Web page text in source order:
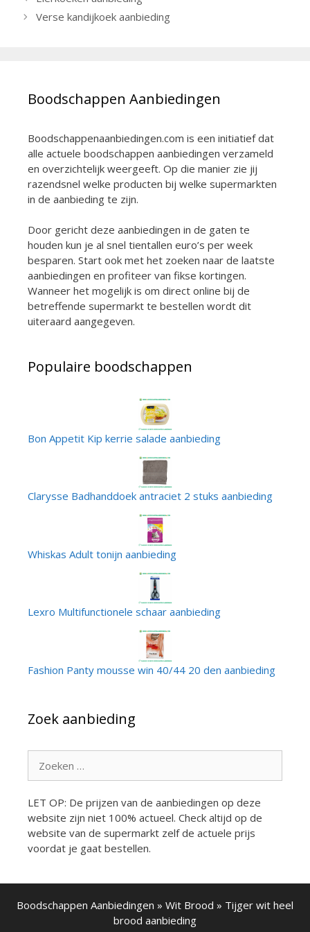
Verse kandijkoek aanbieding
Boodschappen Aanbiedingen
Boodschappenaanbiedingen.com is een initiatief dat
alle actuele boodschappen aanbiedingen verzameld
en overzichtelijk weergeeft. Op die manier zie jij
razendsnel welke producten bij welke supermarkten
in de aanbieding te zijn.
Door gericht deze aanbiedingen in de gaten te
houden kun je al snel tientallen euro’s per week
besparen. Start ook met het zoeken naar de laatste
aanbiedingen en profiteer van fikse kortingen.
Wanneer het mogelijk is om direct online bij de
betreffende supermarkt te bestellen wordt dit
uiteraard aangegeven.
Populaire boodschappen
Bon Appetit Kip kerrie salade aanbieding
Clarysse Badhanddoek antraciet 2 stuks aanbieding
Whiskas Adult tonijn aanbieding
Lexro Multifunctionele schaar aanbieding
Fashion Panty mousse win 40/44 20 den aanbieding
Zoek aanbieding
naar:
LET OP: De prijzen van de aanbiedingen op deze
website zijn niet 100% actueel. Check altijd op de
website van de supermarkt zelf de actuele prijs
voordat je gaat bestellen.
Boodschappen Aanbiedingen » Wit Brood » Tijger wit heel
brood aanbieding